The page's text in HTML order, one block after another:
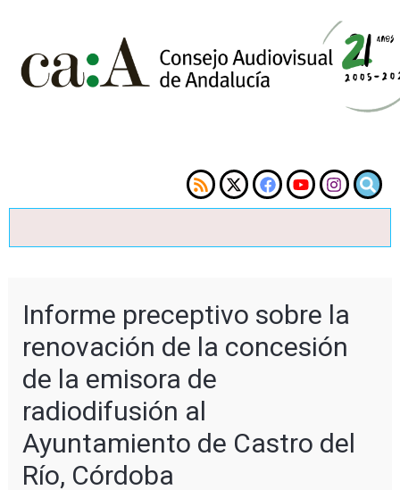
Informe preceptivo sobre la
renovación de la concesión
de la emisora de
radiodifusión al
Ayuntamiento de Castro del
Río, Córdoba